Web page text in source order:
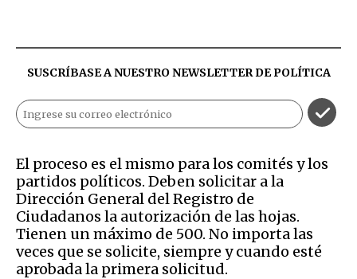
SUSCRÍBASE A NUESTRO NEWSLETTER DEPOLÍTICA
El proceso es el mismo para los comités y los
partidos políticos. Deben solicitar a la
Dirección General del Registro de
Ciudadanos la autorización de las hojas.
Tienen un máximo de 500. No importa las
veces que se solicite, siempre y cuando esté
aprobada la primera solicitud.